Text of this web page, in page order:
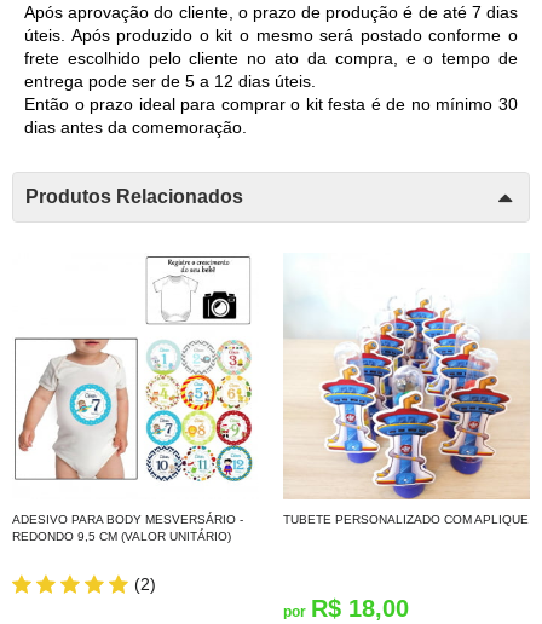
Após aprovação do cliente, o prazo de produção é de até 7 dias
úteis. Após produzido o kit o mesmo será postado conforme o
frete escolhido pelo cliente no ato da compra, e o tempo de
entrega pode ser de 5 a 12 dias úteis.
Então o prazo ideal para comprar o kit festa é de no mínimo 30
dias antes da comemoração.
Produtos Relacionados
ADESIVO PARA BODY MESVERSÁRIO -
REDONDO 9,5 CM (VALOR UNITÁRIO)
(2)
TUBETE PERSONALIZADO COM APLIQUE
por R$ 18,00